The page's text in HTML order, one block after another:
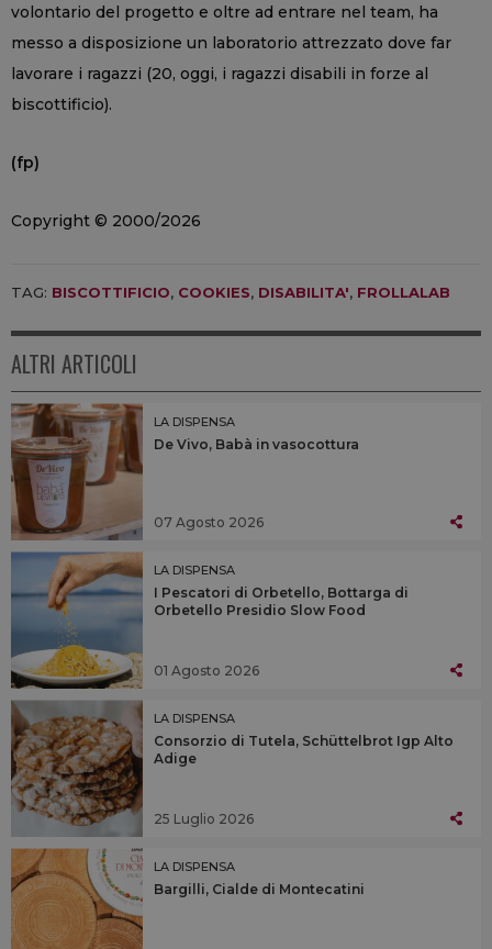
volontario del progetto e oltre ad entrare nel team, ha
messo a disposizione un laboratorio attrezzato dove far
lavorare i ragazzi (20, oggi, i ragazzi disabili in forze al
biscottificio).
(fp)
Copyright © 2000/2026
TAG: BISCOTTIFICIO, COOKIES, DISABILITA', FROLLALAB
ALTRI ARTICOLI
LA DISPENSA
De Vivo, Babà in vasocottura
07 Agosto 2026
LA DISPENSA
I Pescatori di Orbetello, Bottarga di
Orbetello Presidio Slow Food
01 Agosto 2026
LA DISPENSA
Consorzio di Tutela, Schüttelbrot Igp Alto
Adige
25 Luglio 2026
LA DISPENSA
Bargilli, Cialde di Montecatini